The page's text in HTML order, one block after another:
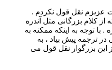
عزیزم نقل قول نکردم .
کلام بزرگانی مثل آندره
با توجه به اینکه ممکنه به
ترجمه پیش بیاد ، به
بزرگوار نقل قول می